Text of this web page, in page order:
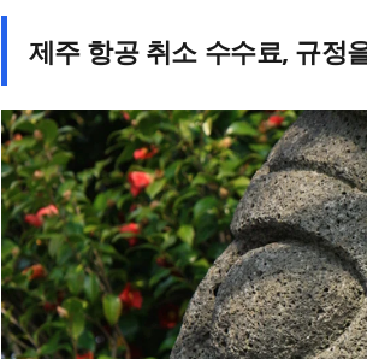
제주 항공 취소 수수료, 규정